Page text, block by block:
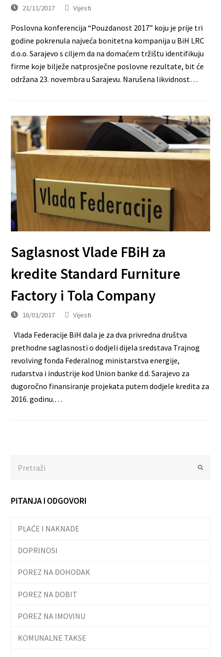
21/11/2017 Vijesti
Poslovna konferencija “Pouzdanost 2017” koju je prije tri
godine pokrenula najveća bonitetna kompanija u BiH LRC
d.o.o. Sarajevo s ciljem da na domaćem tržištu identifikuju
firme koje bilježe natprosječne poslovne rezultate, bit će
održana 23. novembra u Sarajevu. Narušena likvidnost…
Saglasnost Vlade FBiH za
kredite Standard Furniture
Factory i Tola Company
16/01/2017 Vijesti
Vlada Federacije BiH dala je za dva privredna društva
prethodne saglasnosti o dodjeli dijela sredstava Trajnog
revolving fonda Federalnog ministarstva energije,
rudarstva i industrije kod Union banke d.d. Sarajevo za
dugoročno finansiranje projekata putem dodjele kredita za
2016. godinu.…
Submit
PITANJA I ODGOVORI
PLAĆE I NAKNADE
DOPRINOSI
POREZ NA DOHODAK
POREZ NA DOBIT
POREZ NA IMOVINU
KOMUNALNE TAKSE